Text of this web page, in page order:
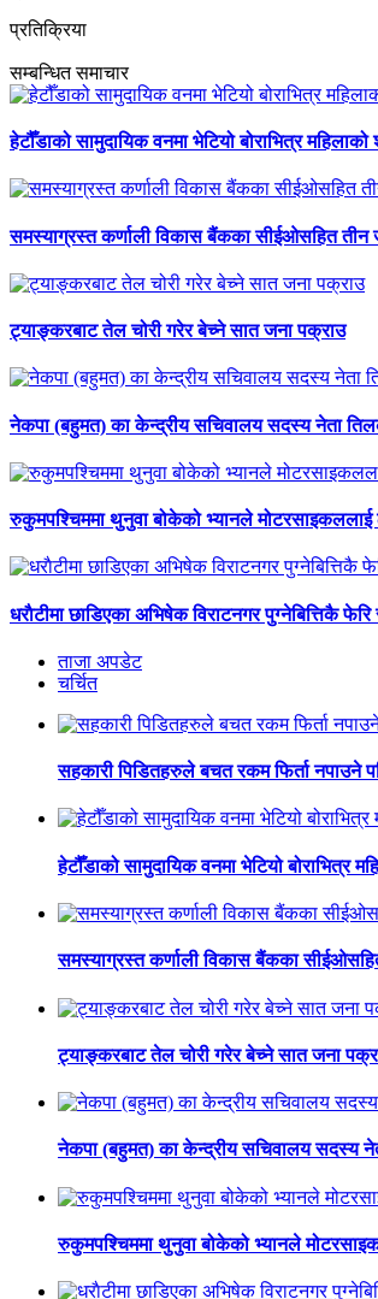
प्रतिक्रिया
सम्बन्धित समाचार
हेटौँडाको सामुदायिक वनमा भेटियो बोराभित्र
समस्याग्रस्त कर्णाली विकास बैंकका सीईओसहित
ट्याङ्करबाट तेल चोरी गरेर बेच्ने सात जना पक्राउ
नेकपा (बहुमत) का केन्द्रीय सचिवालय सदस्य नेता
रुकुमपश्चिममा थुनुवा बोकेको भ्यानले मोटरसाइकललाई
धराैटीमा छाडिएका अभिषेक विराटनगर पुग्नेबित्तिकै फेरि
ताजा अपडेट
चर्चित
सहकारी पिडितहरुले बचत रकम फिर्ता नपाउने
हेटौँडाको सामुदायिक वनमा भेटियो बोराभित्र
समस्याग्रस्त कर्णाली विकास बैंकका
ट्याङ्करबाट तेल चोरी गरेर बेच्ने सात जना
नेकपा (बहुमत) का केन्द्रीय सचिवालय सदस्य
रुकुमपश्चिममा थुनुवा बोकेको भ्यानले